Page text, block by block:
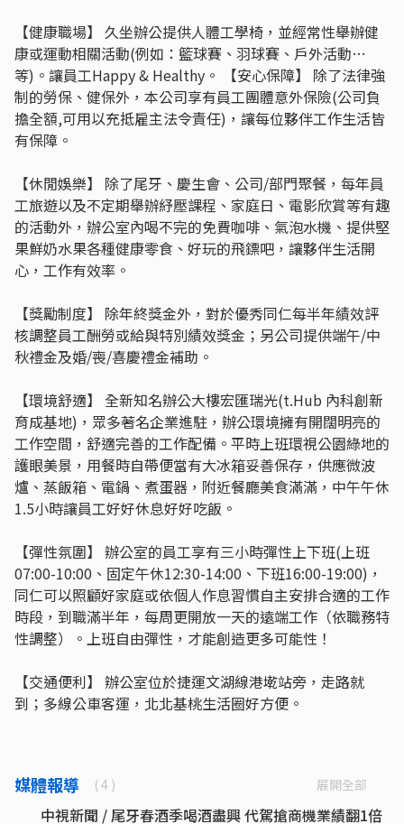
【健康職場】 久坐辦公提供人體工學椅，並經常性舉辦健
康或運動相關活動(例如：籃球賽、羽球賽、戶外活動…
等)。讓員工Happy & Healthy。 【安心保障】 除了法律強
制的勞保、健保外，本公司享有員工團體意外保險(公司負
擔全額,可用以充抵雇主法令責任)，讓每位夥伴工作生活皆
有保障。
【休閒娛樂】 除了尾牙、慶生會、公司/部門聚餐，每年員
工旅遊以及不定期舉辦紓壓課程、家庭日、電影欣賞等有趣
的活動外，辦公室內喝不完的免費咖啡、氣泡水機、提供堅
果鮮奶水果各種健康零食、好玩的飛鏢吧，讓夥伴生活開
心，工作有效率。
【獎勵制度】 除年終獎金外，對於優秀同仁每半年績效評
核調整員工酬勞或給與特別績效獎金；另公司提供端午/中
秋禮金及婚/喪/喜慶禮金補助。
【環境舒適】 全新知名辦公大樓宏匯瑞光(t.Hub 內科創新
育成基地)，眾多著名企業進駐，辦公環境擁有開闊明亮的
工作空間，舒適完善的工作配備。平時上班環視公園綠地的
護眼美景，用餐時自帶便當有大冰箱妥善保存，供應微波
爐、蒸飯箱、電鍋、煮蛋器，附近餐廳美食滿滿，中午午休
1.5小時讓員工好好休息好好吃飯。
【彈性氛圍】 辦公室的員工享有三小時彈性上下班(上班
07:00-10:00、固定午休12:30-14:00、下班16:00-19:00)，
同仁可以照顧好家庭或依個人作息習慣自主安排合適的工作
時段，到職滿半年，每周更開放一天的遠端工作（依職務特
性調整）。上班自由彈性，才能創造更多可能性！
【交通便利】 辦公室位於捷運文湖線港墘站旁，走路就
到；多線公車客運，北北基桃生活圈好方便。
媒體報導 ( 4 ) 展開全部
中視新聞 / 尾牙春酒季喝酒盡興 代駕搶商機業績翻1倍